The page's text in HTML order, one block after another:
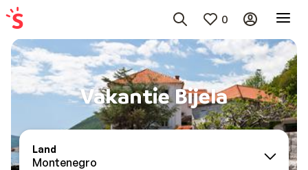
0
Vakantie Bijela
Land
Montenegro